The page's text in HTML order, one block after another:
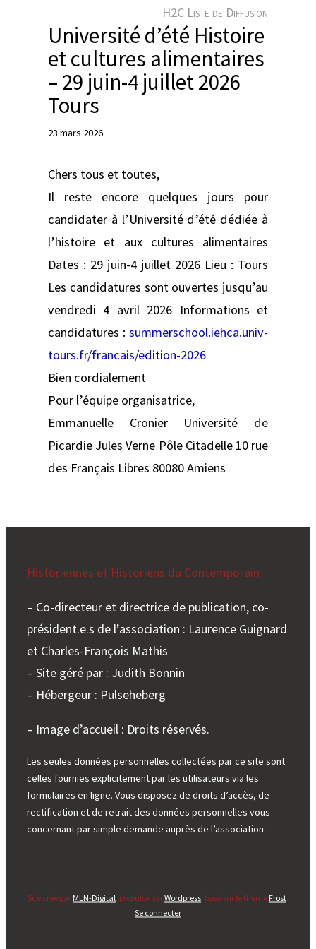
H2C Liste de Diffusion
Université d’été Histoire
et cultures alimentaires
– 29 juin-4 juillet 2026
Tours
23 mars 2026
Chers tous et toutes,
Il reste encore quelques jours pour
candidater à l’Université d’été dédiée à
l’histoire et aux cultures alimentaires
Dates : 29 juin-4 juillet 2026 Lieu : Tours
Les candidatures sont ouvertes jusqu’au
vendredi 4 avril 2026 Informations et
candidatures : summerschool.iehca.univ-
tours.fr/francais/edition-2026
Bien cordialement
Pour l’équipe organisatrice,
Emmanuelle Cronier Université de
Picardie Jules Verne Pôle Citadelle 10 rue
des Français Libres 80080 Amiens
Historiennes et Historiens du Contemporain
– Co-directeur et directrice de publication, co-
président.e.s de l’association : Laurence Guignard
et Charles-François Mathis
– Site géré par : Judith Bonnin
– Hébergeur : Pulseheberg
– Image d’accueil : Droits réservés.
Les seules données personnelles collectées par ce site sont
celles fournies explicitement par les utilisateurs via les
formulaires en ligne. Vous disposez de droits d’accès, de
rectification et de retrait des données personnelles vous
concernant par simple demande auprès de l’association.
Site créé par MLN-Digital , propulsé parWordpress , basé sur le thème Frost.
Se connecter